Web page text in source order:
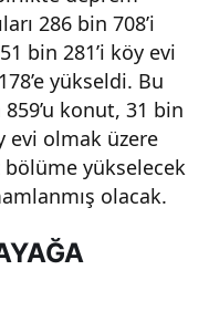
286 bin 708’i
bin 281’i köy evi
yükseldi. Bu
konut, 31 bin
evi olmak üzere
bölüme yükselecek
olacak.